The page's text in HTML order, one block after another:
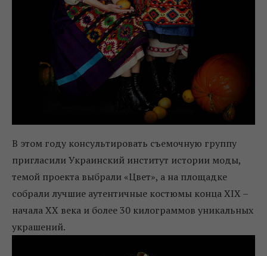
В этом году консультировать съемочную группу
пригласили Украинский институт истории моды,
темой проекта выбрали «Цвет», а на площадке
собрали лучшие аутентичные костюмы конца XIX –
начала XX века и более 30 килограммов уникальных
украшений.